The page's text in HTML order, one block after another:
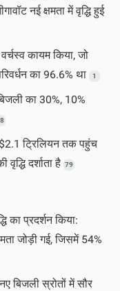
नई क्षमता में वृद्धि हुई
कायम किया, जो
का 96.6% था
1
का 30%, 10%
ट्रिलियन तक पहुंच
दर्शाता है 79
का प्रदर्शन किया:
जोड़ी गई, जिसमें 54%
बिजली स्रोतों में सौर